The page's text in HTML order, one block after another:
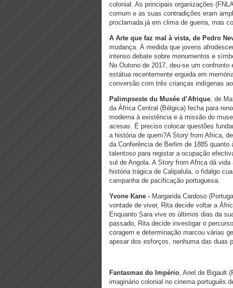
colonial. As principais organizações
comum e as suas contradições eram
proclamada já em clima de guerra, mas
A Arte que faz mal à vista, de Pedro
mudança. À medida que jovens
intenso debate sobre monumentos e
No Outono de 2017, deu-se um
estátua recentemente erguida em
conversão com três crianças indígenas
Palimpseste du Musée d’Afrique, de
da África Central (Bélgica) fecha para
moderna à existência e à missão do
acesas. É preciso colocar questões
a história de quem?A Story from Africa,
da Conferência de Berlim de 1885
talentoso para registar a ocupação
sul de Angola. A Story from Africa dá
história trágica de Calipalula, o fidalgo
campanha de pacificação portuguesa.
Yvone Kane - Margarida Cardoso
vontade de viver, Rita decide voltar a
Enquanto Sara vive os últimos dias da
passado, Rita decide investigar o
coragem e determinação marcou várias
apesar dos esforços, nenhuma das duas
Fantasmas do Império, Ariel de Bigault
imaginário colonial no cinema português